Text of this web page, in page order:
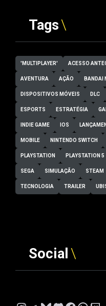
Tags
'MULTIPLAYER' ACESSO
AVENTURA AÇÃO BANDAI
DISPOSITIVOS MÓVEIS DLC
ESPORTS ESTRATÉGIA
INDIE GAME IOS
MOBILE NINTENDO SWITCH
PLAYSTATION PLAYSTATION 5
SEGA SIMULAÇÃO STEAM
TECNOLOGIA TRAILER
Social